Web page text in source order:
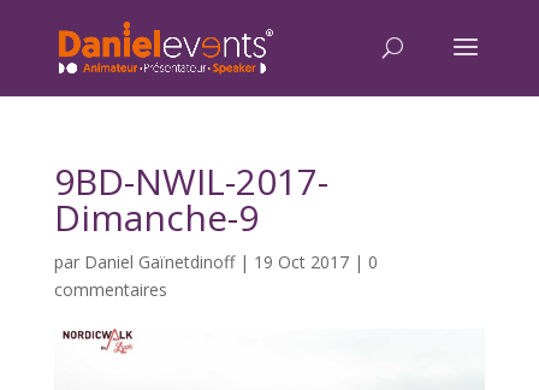
9BD-NWIL-2017-
Dimanche-9
par Daniel Gaïnetdinoff| 19 Oct 2017| 0
commentaires